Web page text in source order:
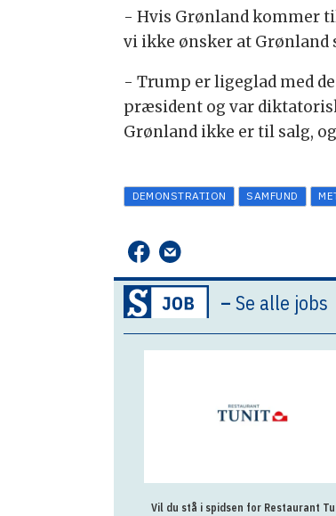
- Hvis Grønland kommer
vi ikke ønsker at
- Trump er ligeglad med
præsident og var
Grønland ikke er til salg,
DEMONSTRATION SAMFUND
– Se alle jobs
Vil du stå i spidsen for Restaurant